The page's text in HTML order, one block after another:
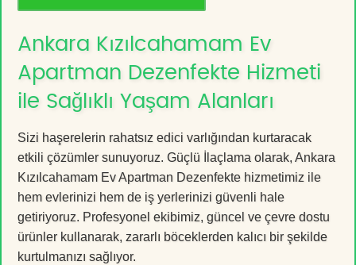
Ankara Kızılcahamam Ev
Apartman Dezenfekte Hizmeti
ile Sağlıklı Yaşam Alanları
Sizi haşerelerin rahatsız edici varlığından kurtaracak
etkili çözümler sunuyoruz. Güçlü İlaçlama olarak, Ankara
Kızılcahamam Ev Apartman Dezenfekte hizmetimiz ile
hem evlerinizi hem de iş yerlerinizi güvenli hale
getiriyoruz. Profesyonel ekibimiz, güncel ve çevre dostu
ürünler kullanarak, zararlı böceklerden kalıcı bir şekilde
kurtulmanızı sağlıyor.